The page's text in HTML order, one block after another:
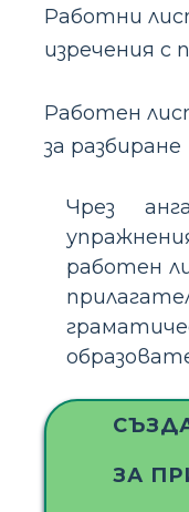
Работни
изречения с
Работен
за разбиране
Чрез
работен
ЗА